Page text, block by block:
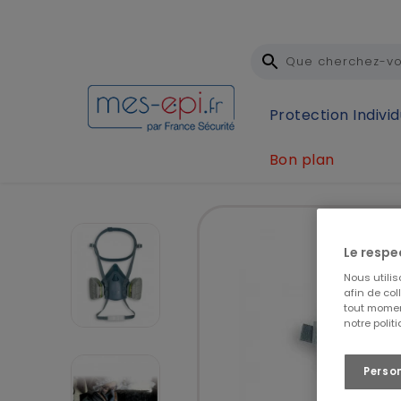
Protection
Bon plan
Protection Individuelle (EPI)
Le
Nous
afin de
tout
notre